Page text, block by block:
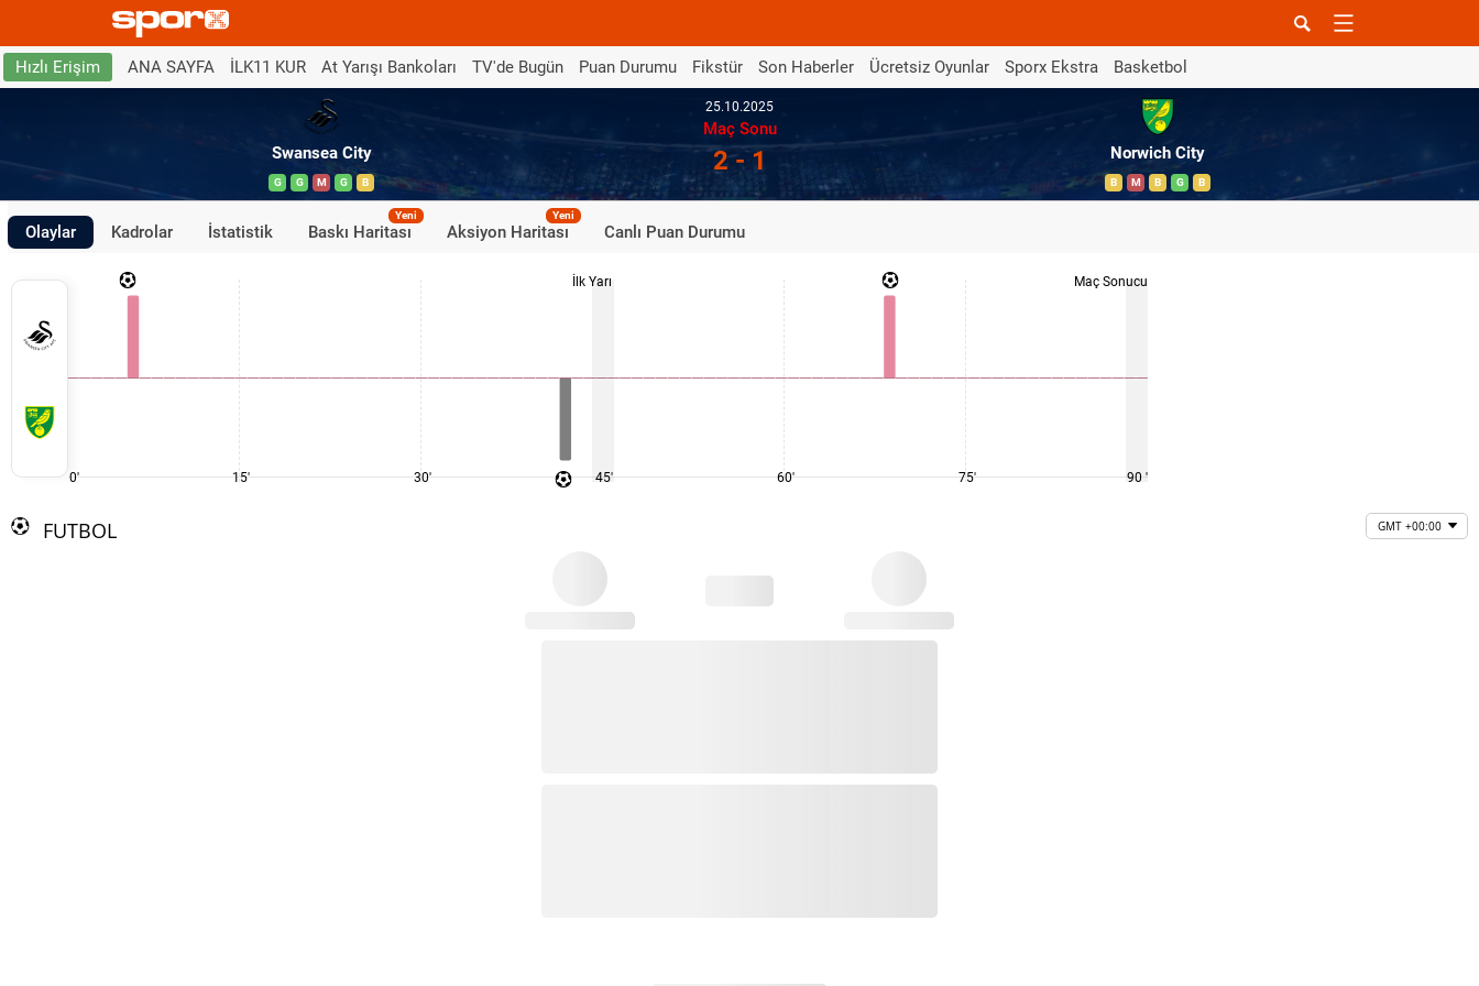
Hızlı Erişim ANA SAYFA İLK11 KUR At Yarışı Bankoları TV'de Bugün Puan Durumu Fikstür Son Haberler Ücretsiz Oyunlar Sporx Ekstra Basketbol
Swansea City
G G M G B
25.10.2025
Maç Sonu
2 - 1 Norwich City
B M B G B
Olaylar Kadrolar İstatistik Baskı Haritası
Yeni
Aksiyon Haritası
Yeni
Canlı Puan Durumu
0' 15' 30'
İlk Yarı
45' 60' 75'
Maç Sonucu
90 '
FUTBOL GMT +00:00